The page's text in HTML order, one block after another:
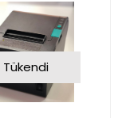
Tükendi